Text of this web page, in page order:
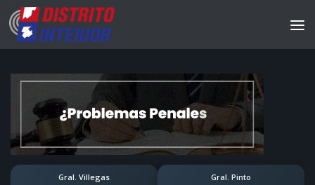
Gral. Villegas Gral. Pinto